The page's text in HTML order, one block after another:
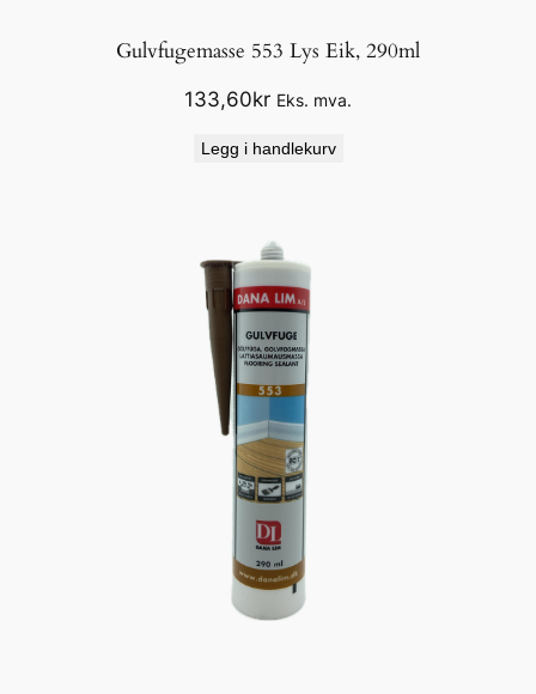
Gulvfugemasse 553 Lys Eik, 290ml
133,60kr Eks. mva.
Legg i handlekurv